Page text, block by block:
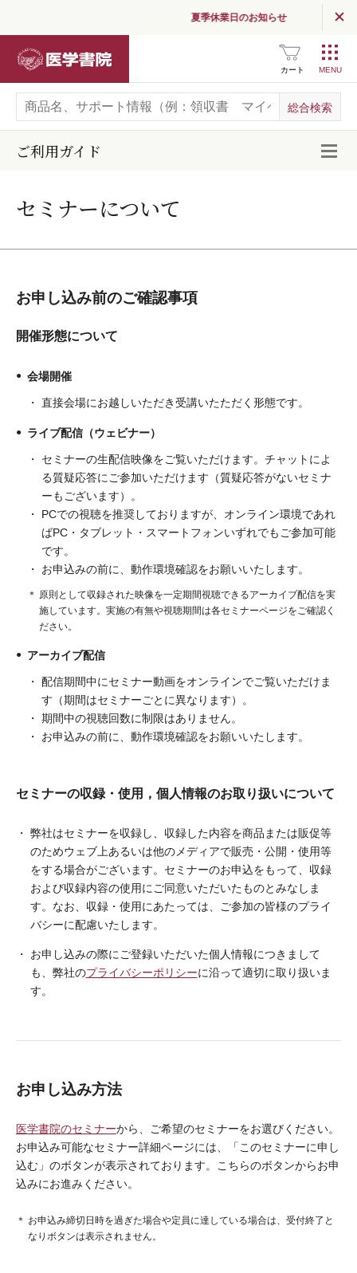
夏季休業日のお知らせ
カート
セミナーについて
お申し込み前のご確認事項
開催形態について
会場開催
直接会場にお越しいただき受講いたただく形態です。
ライブ配信（ウェビナー）
セミナーの生配信映像をご覧いただけます。チャットによ
る質疑応答にご参加いただけます（質疑応答がないセミナ
ーもございます）。
PCでの視聴を推奨しておりますが、オンライン環境であれ
ばPC・タブレット・スマートフォンいずれでもご参加可能
です。
お申込みの前に、動作環境確認をお願いいたします。
原則として収録された映像を一定期間視聴できるアーカイブ配信を実
施しています。実施の有無や視聴期間は各セミナーページをご確認く
ださい。
アーカイブ配信
配信期間中にセミナー動画をオンラインでご覧いただけま
す（期間はセミナーごとに異なります）。
期間中の視聴回数に制限はありません。
お申込みの前に、動作環境確認をお願いいたします。
セミナーの収録・使用，個人情報のお取り扱いについて
弊社はセミナーを収録し、収録した内容を商品または販促等
のためウェブ上あるいは他のメディアで販売・公開・使用等
をする場合がございます。セミナーのお申込をもって、収録
および収録内容の使用にご同意いただいたものとみなしま
す。なお、収録・使用にあたっては、ご参加の皆様のプライ
バシーに配慮いたします。
お申し込みの際にご登録いただいた個人情報につきまして
も、弊社のプライバシーポリシーに沿って適切に取り扱いま
す。
お申し込み方法
医学書院のセミナーから、ご希望のセミナーをお選びください。
お申込み可能なセミナー詳細ページには、「このセミナーに申し
込む」のボタンが表示されております。こちらのボタンからお申
込みにお進みください。
お申込み締切日時を過ぎた場合や定員に達している場合は、受付終了と
なりボタンは表示されません。
ご利用ガイド